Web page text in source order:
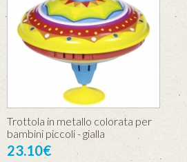
Trottola in metallo colorata per
bambini piccoli - gialla
23.10€